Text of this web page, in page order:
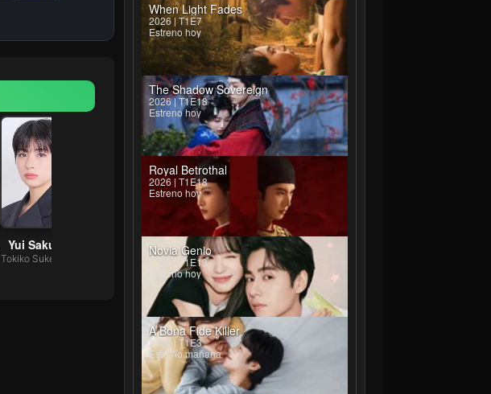
Yui Sakuma
Tokiko Sukegawa
Michiko Hada
Kimiko Sukegawa
Toshiya Tohyama
Shoji Sukegawa
Kento Shibuya
Toyosaku Sukegawa
When Light Fades
2026 | T1E7
Estreno hoy
The Shadow Sovereign
2026 | T1E18
Estreno hoy
Royal Betrothal
2026 | T1E18
Estreno hoy
Novia Genio
2026 | T1E13
Estreno hoy
A Bona Fide Killer
2026 | T1E3
Estreno mañana